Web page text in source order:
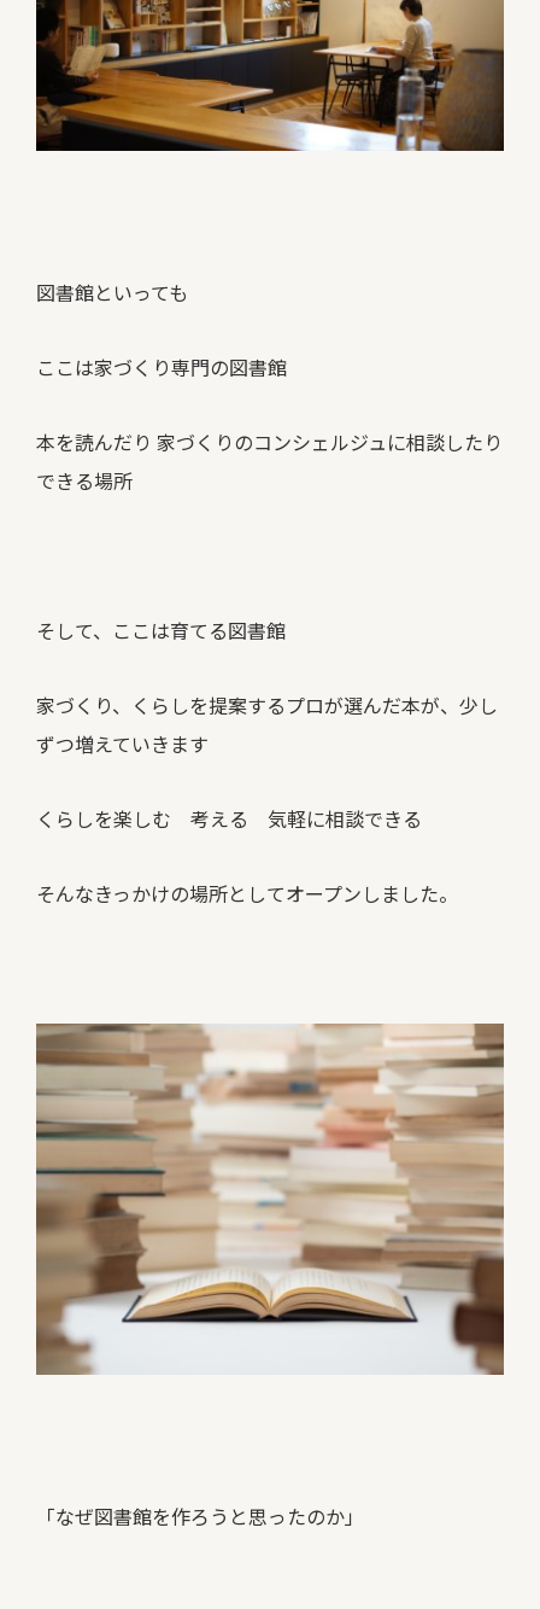
図書館といっても
ここは家づくり専門の図書館
本を読んだり 家づくりのコンシェルジュに相談したり
できる場所
そして、ここは育てる図書館
家づくり、くらしを提案するプロが選んだ本が、少し
ずつ増えていきます
くらしを楽しむ 考える 気軽に相談できる
そんなきっかけの場所としてオープンしました。
「なぜ図書館を作ろうと思ったのか」